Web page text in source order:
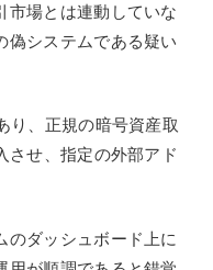
市場とは連動していな
偽システムである疑い
り、正規の暗号資産取
させ、指定の外部アド
のダッシュボード上に